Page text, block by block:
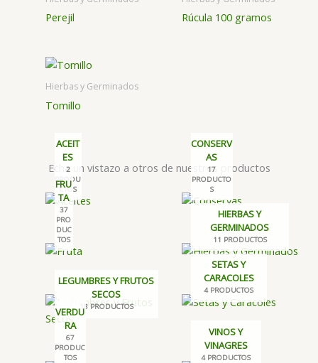
Perejil Rúcula 100 gramos
Hierbas y Germinados
Tomillo
Echa un vistazo a otros de nuestros productos
ACEIT
ES
2
PRODU
CTOS
CONSERV
AS
17
PRODUCTO
S
FRU
TA
37
PRO
DUC
TOS
HIERBAS Y
GERMINADOS
11 PRODUCTOS
LEGUMBRES Y FRUTOS
SECOS
18 PRODUCTOS
SETAS Y
CARACOLES
4 PRODUCTOS
VERDU
RA
67
PRODUC
TOS
VINOS Y
VINAGRES
4 PRODUCTOS